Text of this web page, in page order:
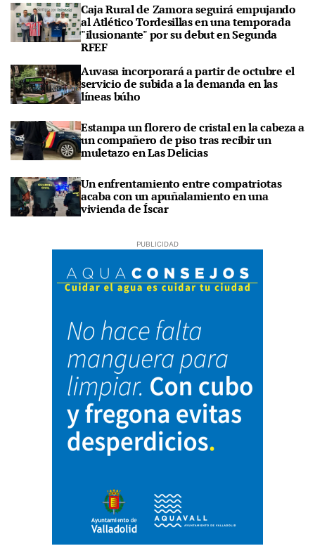
Caja Rural de Zamora seguirá empujando
al Atlético Tordesillas en una temporada
"ilusionante" por su debut en Segunda
RFEF
Auvasa incorporará a partir de octubre el
servicio de subida a la demanda en las
líneas búho
Estampa un florero de cristal en la cabeza a
un compañero de piso tras recibir un
muletazo en Las Delicias
Un enfrentamiento entre compatriotas
acaba con un apuñalamiento en una
vivienda de Íscar